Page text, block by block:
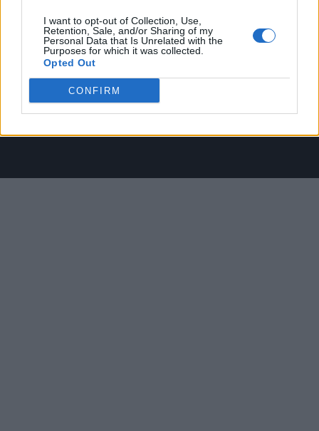
I want to opt-out of Collection, Use,
Retention, Sale, and/or Sharing of my
Personal Data that Is Unrelated with the
Purposes for which it was collected.
Opted Out
CONFIRM
Alcune foto (screenshot) ed articoli presenti su "Juventus Magazine" sono in parte giunti
da internet, in quanto arrivati alla nostra attenzione attraverso regolari comunicati
stampa con immagini e testi allegati ed autorizzati alla pubblicazione, e quindi valutati
di pubblico dominio. Se i soggetti o gli autori avessero qualcosa in contrario alla
pubblicazione, non avranno che da segnalarlo alla redazione (indirizzo email:
redazione@napolimagazine.com
"Juventus Magazine" non è una testata giornalistica, ma un sito di informazione di
proprietà di Napoli Magazine, e non è in alcun modo collegato alla Juventus S.p.A., che
ne detiene tutti i marchi e diritti.